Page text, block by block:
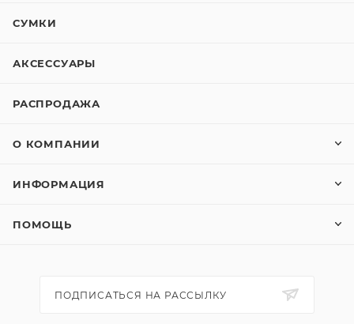
СУМКИ
АКСЕССУАРЫ
РАСПРОДАЖА
О КОМПАНИИ
ИНФОРМАЦИЯ
ПОМОЩЬ
ПОДПИСАТЬСЯ НА РАССЫЛКУ